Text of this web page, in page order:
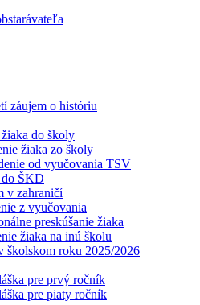
záujem o históriu
do školy
žiaka zo školy
od vyučovania TSV
ŠKD
v zahraničí
z vyučovania
preskúšanie žiaka
žiaka na inú školu
školskom roku 2025/2026
pre prvý ročník
pre piaty ročník